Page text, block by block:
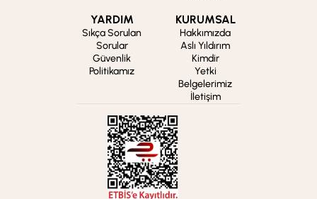
YARDIM
Sıkça Sorulan
Sorular
Güvenlik
Politikamız
KURUMSAL
Hakkımızda
Aslı Yıldırım
Kimdir
Yetki
Belgelerimiz
İletişim